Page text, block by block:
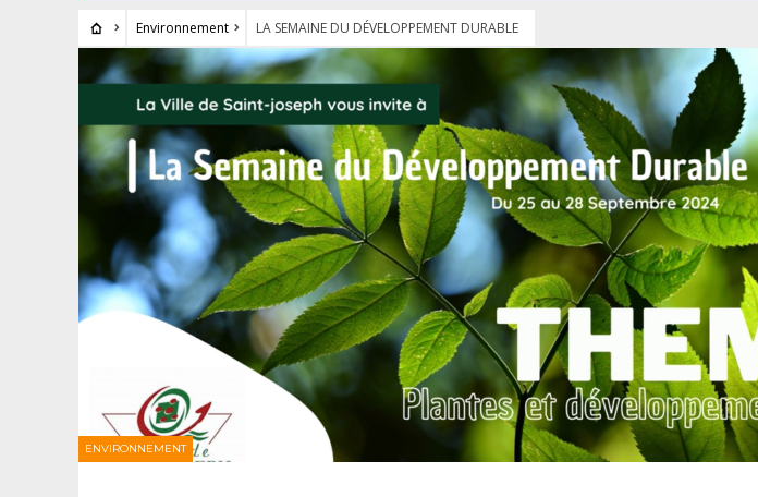
Environnement LA SEMAINE DU DÉVELOPPEMENT DURABLE
ENVIRONNEMENT